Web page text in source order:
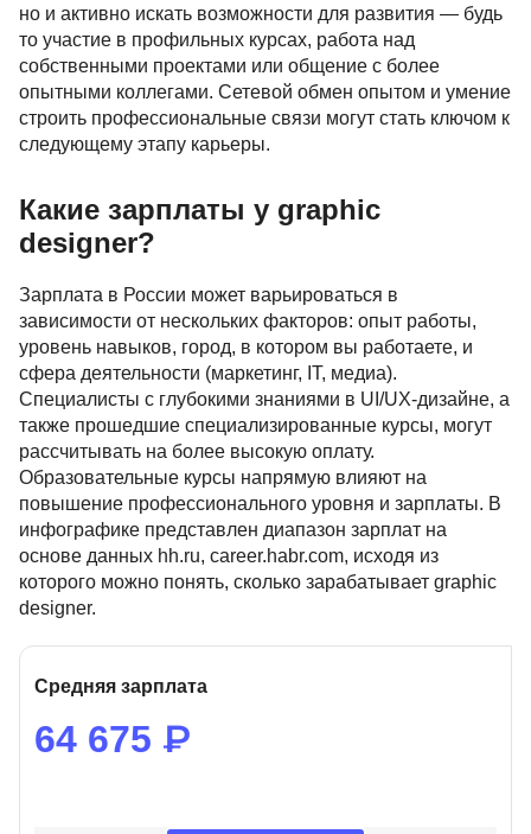
но и активно искать возможности для развития — будь
то участие в профильных курсах, работа над
собственными проектами или общение с более
опытными коллегами. Сетевой обмен опытом и умение
строить профессиональные связи могут стать ключом к
следующему этапу карьеры.
Какие зарплаты у graphic
designer?
Зарплата в России может варьироваться в
зависимости от нескольких факторов: опыт работы,
уровень навыков, город, в котором вы работаете, и
сфера деятельности (маркетинг, IT, медиа).
Специалисты с глубокими знаниями в UI/UX-дизайне, а
также прошедшие специализированные курсы, могут
рассчитывать на более высокую оплату.
Образовательные курсы напрямую влияют на
повышение профессионального уровня и зарплаты. В
инфографике представлен диапазон зарплат на
основе данных hh.ru, career.habr.com, исходя из
которого можно понять, сколько зарабатывает graphic
designer.
Средняя зарплата
64 675 ₽